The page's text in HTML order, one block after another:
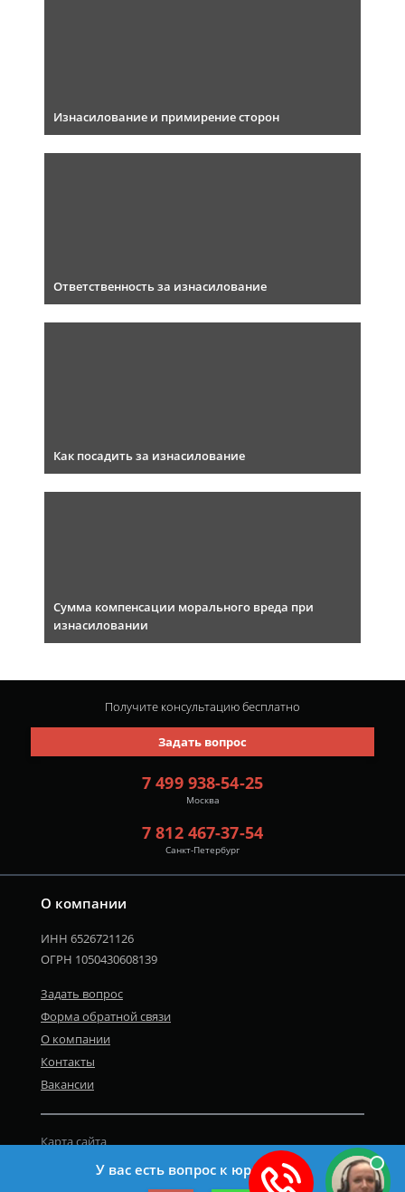
Изнасилование и примирение сторон
Ответственность за изнасилование
Как посадить за изнасилование
Сумма компенсации морального вреда при
изнасиловании
О компании
ИНН 6526721126
ОГРН 1050430608139
Задать вопрос
Форма обратной связи
О компании
Контакты
Вакансии
Карта сайта
Политика персональных данных
7 499 938-54-25
Москва
7 812 467-37-54
Санкт-Петербург
Задать вопрос
Получите консультациюбесплатно
У вас есть вопрос к юристу?